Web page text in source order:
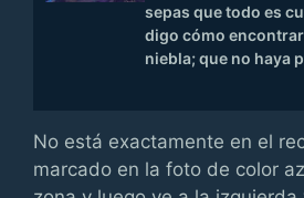
sepas que todo es
digo cómo
niebla; que no haya
No está exactamente en el
marcado en la foto de color